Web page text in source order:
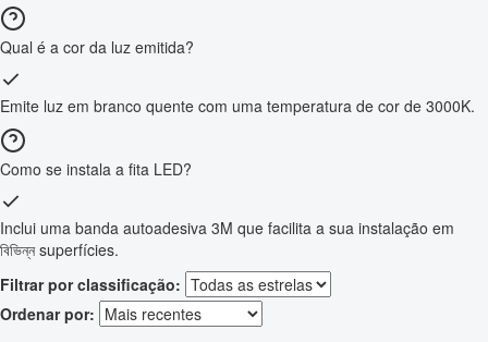
Qual é a cor da luz emitida?
Emite luz em branco quente com uma temperatura de cor de 3000K.
Como se instala a fita LED?
Inclui uma banda autoadesiva 3M que facilita a sua instalação em
বিভিন্ন superfícies.
Filtrar por classificação:
Ordenar por: